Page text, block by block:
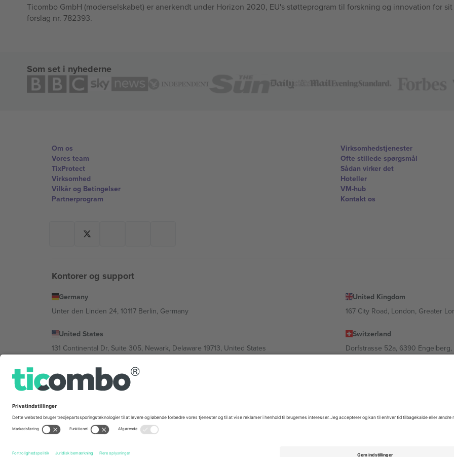
Ticombo GmbH (moderselskabet) er anerkendt under Horizon 2020, EU's støtteprogram til forskning og innovation for sit
forslag nr. 782393.
Som set i nyhederne
Om os
Vores team
TixProtect
Virksomhed
Vilkår og Betingelser
Partnerprogram
Virksomhedstjenester
Ofte stillede spørgsmål
Sådan virker det
Hoteller
VM-hub
Kontakt os
Kontorer og support
Germany
Unter den Linden 24, 10117 Berlin, Germany
United Kingdom
167 City Road, London, Greater
United States
131 Continental Dr, Suite 305, Newark, Delaware 19713, United States
Switzerland
Dorfstrasse 52a, 6390 Engelberg,
Bulgaria
Regus Sofia City West, bul Totleben 53-55, 1606 Sofia, Bulgaria
Av Chapultepec 360, Roma Norte, Cuauhtémoc, 06700 Ciudad de México, CDMX, Mexico
© 2026 Ticombo. Alle rettigheder forbeholdes.